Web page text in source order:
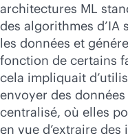
architectures ML
des algorithmes
les données et
fonction de certains
cela impliquait
envoyer des
centralisé, où elles
en vue d’extraire